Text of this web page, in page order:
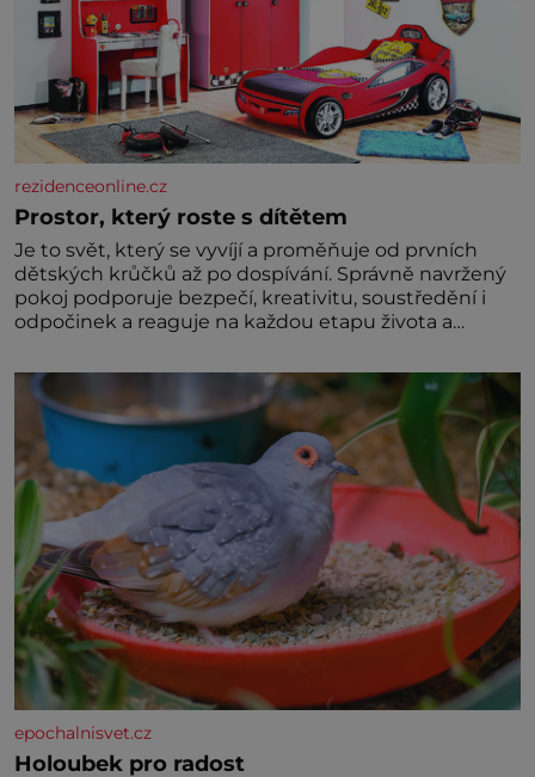
rezidenceonline.cz
Prostor, který roste s dítětem
Je to svět, který se vyvíjí a proměňuje od prvních
dětských krůčků až po dospívání. Správně navržený
pokoj podporuje bezpečí, kreativitu, soustředění i
odpočinek a reaguje na každou etapu života a
jednoduchost, měkkost a bezpečí, proto by pokoj
miminka měl působit především klidně a útulně.
Předškolní věk je
epochalnisvet.cz
Holoubek pro radost